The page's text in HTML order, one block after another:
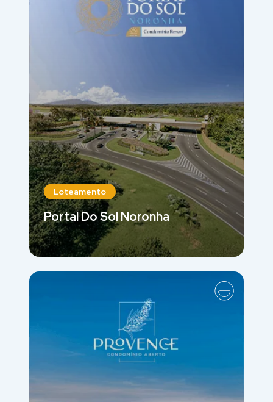
Loteamento
Portal Do Sol Noronha